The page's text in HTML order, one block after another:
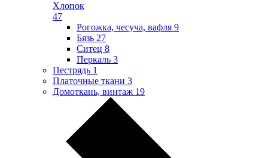
Хлопок
47
Рогожка, чесуча, вафля 9
Бязь 27
Ситец 8
Перкаль 3
Пестрядь 1
Платочные ткани 3
Домоткань, винтаж 19